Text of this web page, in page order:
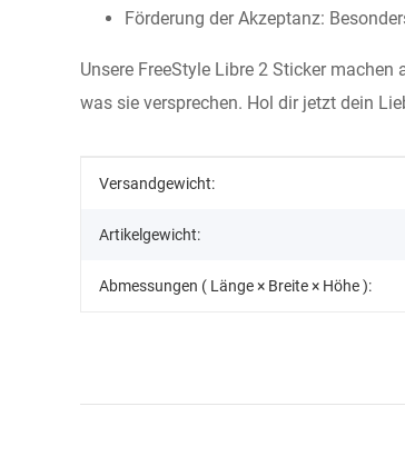
Förderung der Akzeptanz:
Unsere FreeStyle Libre 2 Sticker
was sie versprechen. Hol dir jetzt dein
Produkteigenschaft
Wert
Versandgewicht:
Artikelgewicht:
Abmessungen ( Länge × Breite × Höhe ):